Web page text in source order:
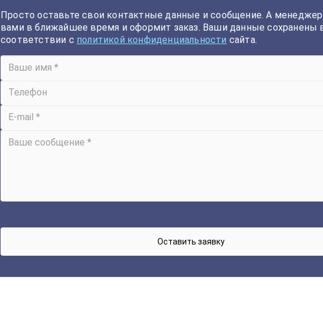
Просто оставьте свои контактные данные и сообщение. А
вами в ближайшее время и оформит заказ. Ваши данные сохранены
соответствии с политикой конфиденциальности сайта.